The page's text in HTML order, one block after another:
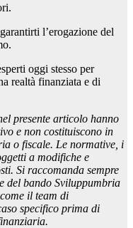
l’erogazione del
oggi stesso per
realtà finanziata e di
presente articolo hanno
e non costituiscono in
o fiscale. Le normative, i
a modifiche e
Si raccomanda sempre
del bando Sviluppumbria
il team di
specifico prima di